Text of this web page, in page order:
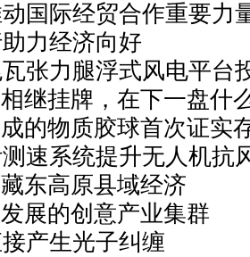
国际经贸合作重要力
力经济向好
张力腿浮式风电平台
继挂牌，在下一盘什
的物质胶球首次证实
速系统提升无人机抗
东高原县域经济
展的创意产业集群
产生光子纠缠